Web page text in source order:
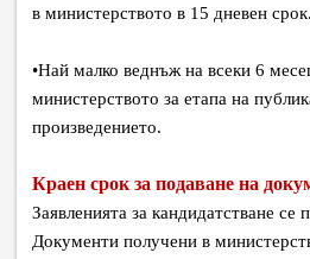
в министерството в 15 дневен срок.
•Най малко веднъж на всеки 6
министерството за етапа на
произведението.
Краен срок за подаване на
Заявленията за кандидатстване
Документи получени в